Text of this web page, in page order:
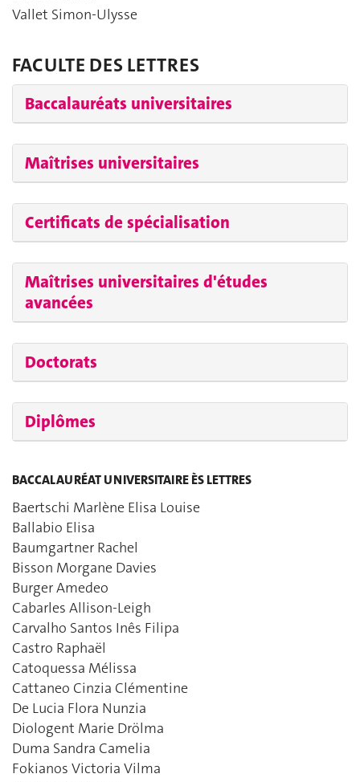
Vallet Simon-Ulysse
FACULTE DES LETTRES
Baccalauréats universitaires
Maîtrises universitaires
Certificats de spécialisation
Maîtrises universitaires d'études
avancées
Doctorats
Diplômes
BACCALAURÉAT UNIVERSITAIRE ÈS LETTRES
Baertschi Marlène Elisa Louise
Ballabio Elisa
Baumgartner Rachel
Bisson Morgane Davies
Burger Amedeo
Cabarles Allison-Leigh
Carvalho Santos Inês Filipa
Castro Raphaël
Catoquessa Mélissa
Cattaneo Cinzia Clémentine
De Lucia Flora Nunzia
Diologent Marie Drölma
Duma Sandra Camelia
Fokianos Victoria Vilma